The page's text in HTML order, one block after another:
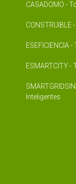
CASADOMO -
ESEFICIENCIA
ESMARTCITY
Inteligentes